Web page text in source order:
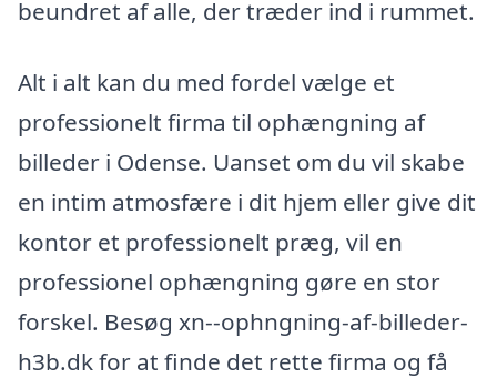
beundret af alle, der træder ind i rummet.
Alt i alt kan du med fordel vælge et
professionelt firma til ophængning af
billeder i Odense. Uanset om du vil skabe
en intim atmosfære i dit hjem eller give dit
kontor et professionelt præg, vil en
professionel ophængning gøre en stor
forskel. Besøg xn--ophngning-af-billeder-
h3b.dk for at finde det rette firma og få